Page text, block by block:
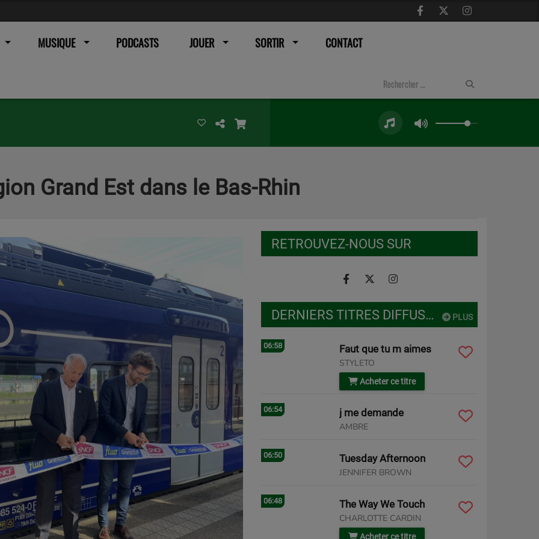
MUSIQUE PODCASTS JOUER SORTIR CONTACT
Grand Est dans le Bas-Rhin
RETROUVEZ-NOUS SUR
PLUS
DERNIERS TITRES DIFFUSÉS
06:58 Faut que tu m aimes
STYLETO
Acheter ce titre
06:54 j me demande
AMBRE
06:50 Tuesday Afternoon
JENNIFER BROWN
06:48 The Way We Touch
CHARLOTTE CARDIN
Acheter ce titre